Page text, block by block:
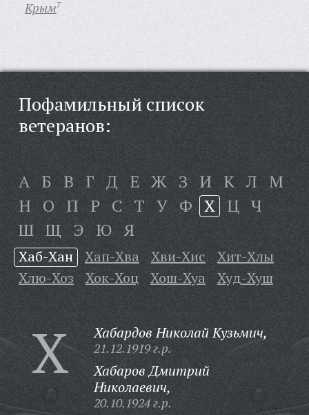
Крым7
Пофамильный список
ветеранов:
А Б В Г Д Е Ж З И К Л М
Н О П Р С Т У Ф Х Ц Ч
Ш Щ Э Ю Я
Хаб-Хан Хап-Хва Хви-Хис
Хит-Хлы
Хлю-Хоз
Хок-Хоц Хош-Хуа Худ-Хуш
Х Хабардов Николай Кузьмич,
21.12.1919 г.р.
Хабаров Дмитрий
Николаевич,
20.10.1924 г.р.